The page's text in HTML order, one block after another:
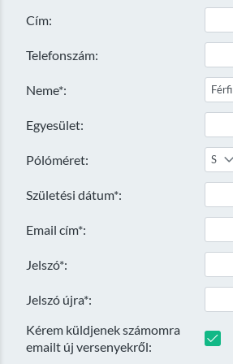
Cím:
Telefonszám:
Neme*: Férfi
Egyesület:
Pólóméret: S
Születési dátum*:
Email cím*:
Jelszó*:
Jelszó újra*:
Kérem küldjenek számomra
emailt új versenyekről: